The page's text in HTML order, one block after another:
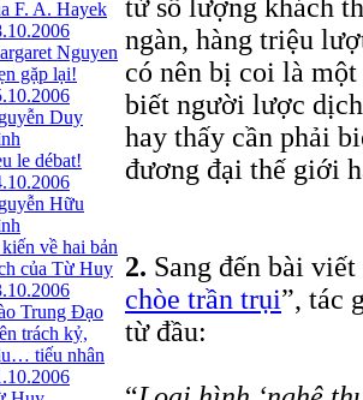
F. A. Hayek
Nguyen
gặp lại!
Duy
le débat!
Hữu
về hai bản
của Từ Huy
Trung Đạo
trách kỷ,
tiếu nhân
từ số lượng khách
ngàn, hàng triệu
có nên bị coi là
biết người lược
hay thấy cần phải
đương đại thế giới
2. Sang đến bài viết
chòe trần trụi”, tác
từ đầu: